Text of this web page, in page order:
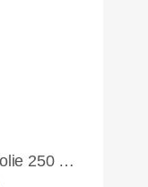
Fripac Alu-Strähnenfolie 250 m x 12 cm x 15 my